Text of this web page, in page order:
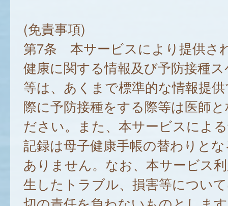
(免責事項)
第7条 本サービスにより提供さ
健康に関する情報及び予防接種
等は、あくまで標準的な情報提
際に予防接種をする際等は医師
ださい。また、本サービスによ
記録は母子健康手帳の替わりと
ありません。なお、本サービス
生したトラブル、損害等につい